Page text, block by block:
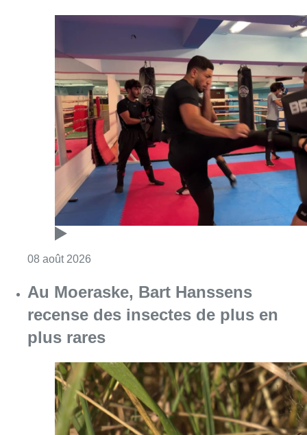
08 août 2026
Au Moeraske, Bart Hanssens
recense des insectes de plus en
plus rares